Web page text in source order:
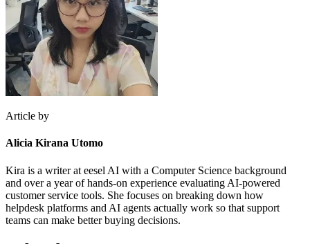
Article by
Alicia Kirana Utomo
Kira is a writer at eesel AI with a Computer Science background
and over a year of hands-on experience evaluating AI-powered
customer service tools. She focuses on breaking down how
helpdesk platforms and AI agents actually work so that support
teams can make better buying decisions.